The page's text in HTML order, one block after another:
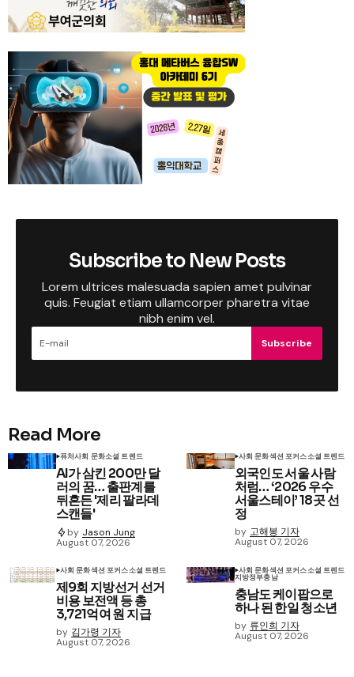
Subscribe to New Posts
Lorem ultrices malesuada sapien amet pulvinar
quis. Feugiat etiam ullamcorper pharetra vitae
nibh enim vel.
Subscribe
Read More
퓨처사회 문화소셜 트렌드
AI가 삼킨 200만 달
러의 꿈… 출판계를
뒤흔든 '제리 팔라데
스캔들'
by Jason Jung
August 07, 2026
사회 문화섹션 포커스소셜 트렌드
외국인도 서울 사람
처럼… ‘2026 우수
서울스테이’ 18곳 선
정
by 고해봉 기자
August 07, 2026
사회 문화섹션 포커스소셜 트렌드
제9회 지방선거 선거
비용 보전액 등 총
3,721억여 원 지급
by 김가령 기자
August 07, 2026
사회 문화섹션 포커스소셜 트렌드
지방정부충남
충남도 케이팝으로
하나 된 한일 청소년
by 류인희 기자
August 07, 2026